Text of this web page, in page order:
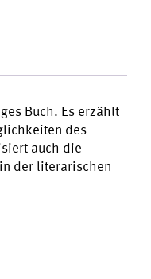
Buch. Es erzählt
des
auch die
der literarischen